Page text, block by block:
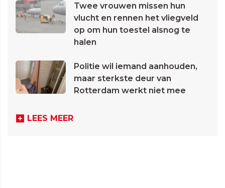
Twee vrouwen missen hun
vlucht en rennen het vliegveld
op om hun toestel alsnog te
halen
Politie wil iemand aanhouden,
maar sterkste deur van
Rotterdam werkt niet mee
LEES MEER